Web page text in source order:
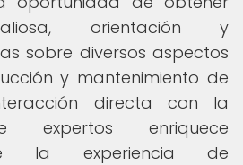
orientación y
sobre diversos aspectos
y mantenimiento de
directa con la
expertos enriquece
la experiencia de